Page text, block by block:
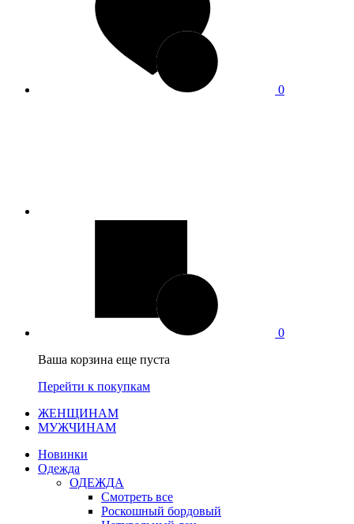
0
0
Ваша корзина еще пуста
Перейти к покупкам
ЖЕНЩИНАМ
МУЖЧИНАМ
Новинки
Одежда
ОДЕЖДА
Смотреть все
Роскошный бордовый